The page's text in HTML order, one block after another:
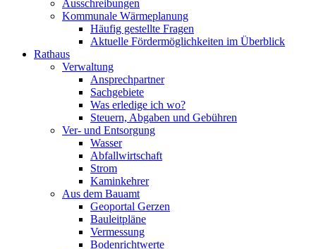
Ausschreibungen
Kommunale Wärmeplanung
Häufig gestellte Fragen
Aktuelle Fördermöglichkeiten im Überblick
Rathaus
Verwaltung
Ansprechpartner
Sachgebiete
Was erledige ich wo?
Steuern, Abgaben und Gebühren
Ver- und Entsorgung
Wasser
Abfallwirtschaft
Strom
Kaminkehrer
Aus dem Bauamt
Geoportal Gerzen
Bauleitpläne
Vermessung
Bodenrichtwerte